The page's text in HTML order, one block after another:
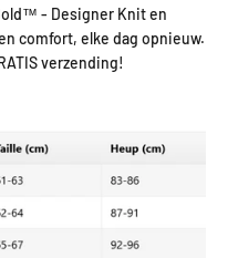
- Designer Knit en
comfort, elke dag opnieuw.
verzending!